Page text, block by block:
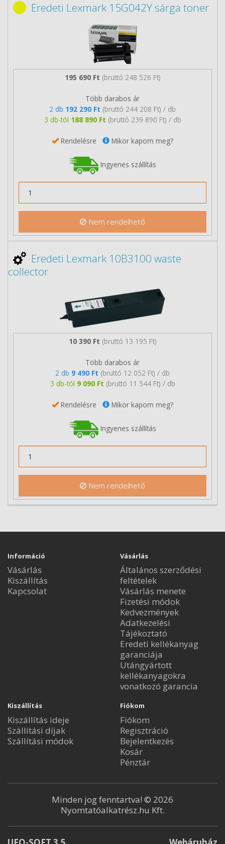
Eredeti Lexmark 15G042Y sárga toner
195 690 Ft (bruttó 248 526 Ft)
Több darabos ár
2 db 192 290 Ft (bruttó 244 208 Ft) / db
3 db-tól 188 890 Ft (bruttó 239 890 Ft) / db
Rendelésre Mikor kapom meg?
Ingyenes szállítás
Nem rendelhető
Eredeti Lexmark 10B3100 waste
collector
10 390 Ft (bruttó 13 195 Ft)
Több darabos ár
2 db 9 490 Ft (bruttó 12 052 Ft) / db
3 db-tól 9 090 Ft (bruttó 11 544 Ft) / db
Rendelésre Mikor kapom meg?
Ingyenes szállítás
Nem rendelhető
Információ
Vásárlás
Kiszállítás
Kapcsolat
Vásárlás
Általános szerződési
feltételek
Vásárlás menete
Fizetési módok
Kedvezmények
Adatkezelési
Tájékoztató
Eredeti kellékanyag
garanciája
Utángyártott
kellékanyagokra
vonatkozó garancia
Kiszállítás
Kiszállítás ideje
Szállítási díjak
Szállítási módok
Fiókom
Fiókom
Regisztráció
Bejelentkezés
Kosár
Pénztár
Minden jog fenntartva! © 2026
Nyomtatóalkatrész.hu Kft.